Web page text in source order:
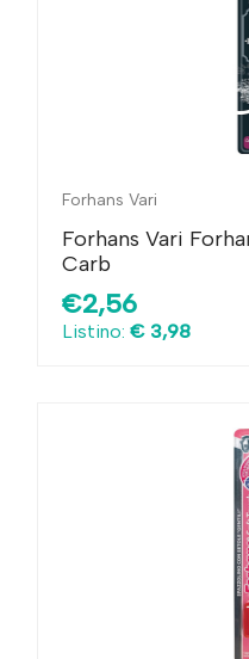
Forhans Vari
Forhans Vari
Carb
€2,56
Listino: € 3,98